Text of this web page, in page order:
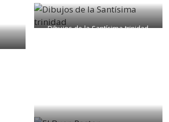
Dibujos de la Santísima trinidad